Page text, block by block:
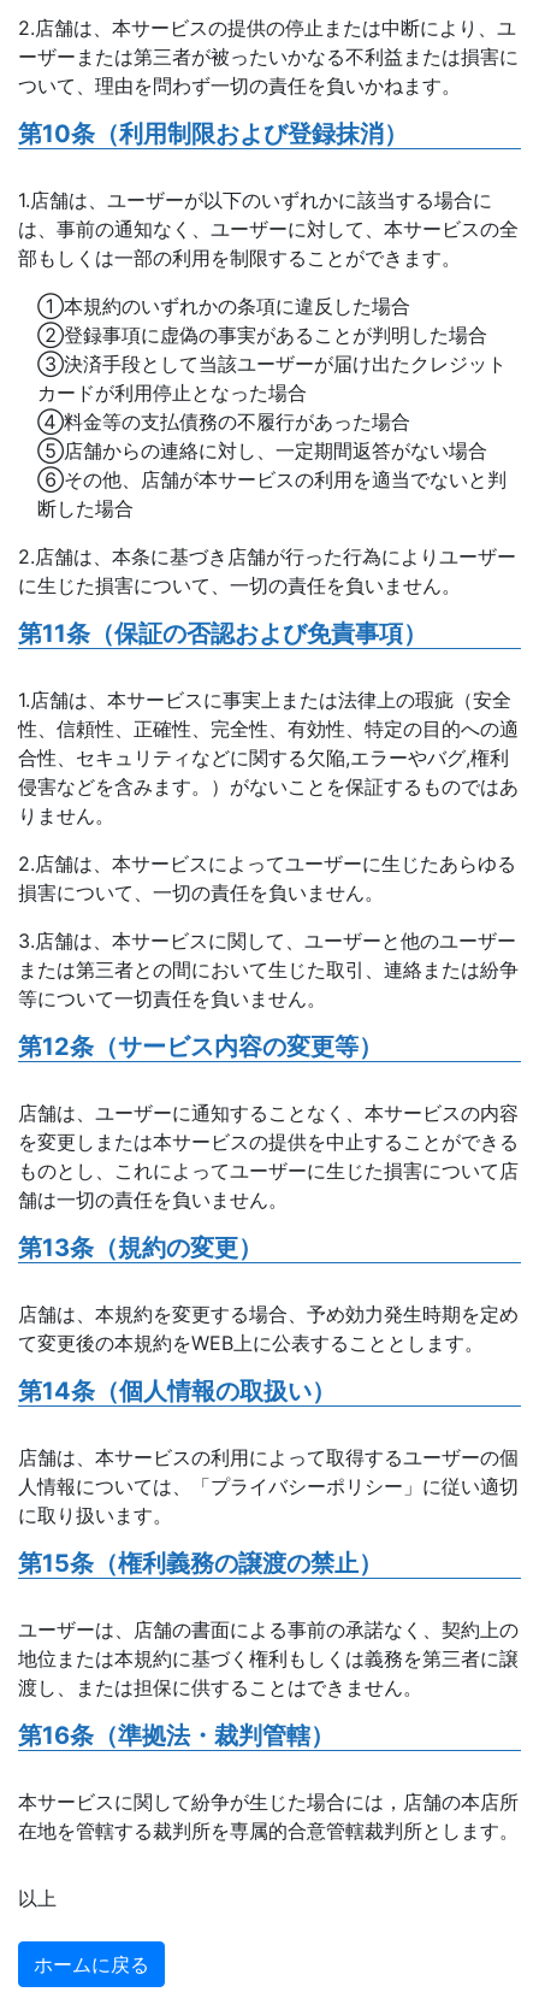
2.店舗は、本サービスの提供の停止または中断により、ユ
ーザーまたは第三者が被ったいかなる不利益または損害に
ついて、理由を問わず一切の責任を負いかねます。
第10条（利用制限および登録抹消）
1.店舗は、ユーザーが以下のいずれかに該当する場合に
は、事前の通知なく、ユーザーに対して、本サービスの全
部もしくは一部の利用を制限することができます。
①本規約のいずれかの条項に違反した場合
②登録事項に虚偽の事実があることが判明した場合
③決済手段として当該ユーザーが届け出たクレジット
カードが利用停止となった場合
④料金等の支払債務の不履行があった場合
⑤店舗からの連絡に対し、一定期間返答がない場合
⑥その他、店舗が本サービスの利用を適当でないと判
断した場合
2.店舗は、本条に基づき店舗が行った行為によりユーザー
に生じた損害について、一切の責任を負いません。
第11条（保証の否認および免責事項）
1.店舗は、本サービスに事実上または法律上の瑕疵（安全
性、信頼性、正確性、完全性、有効性、特定の目的への適
合性、セキュリティなどに関する欠陥,エラーやバグ,権利
侵害などを含みます。）がないことを保証するものではあ
りません。
2.店舗は、本サービスによってユーザーに生じたあらゆる
損害について、一切の責任を負いません。
3.店舗は、本サービスに関して、ユーザーと他のユーザー
または第三者との間において生じた取引、連絡または紛争
等について一切責任を負いません。
第12条（サービス内容の変更等）
店舗は、ユーザーに通知することなく、本サービスの内容
を変更しまたは本サービスの提供を中止することができる
ものとし、これによってユーザーに生じた損害について店
舗は一切の責任を負いません。
第13条（規約の変更）
店舗は、本規約を変更する場合、予め効力発生時期を定め
て変更後の本規約をWEB上に公表することとします。
第14条（個人情報の取扱い）
店舗は、本サービスの利用によって取得するユーザーの個
人情報については、「プライバシーポリシー」に従い適切
に取り扱います。
第15条（権利義務の譲渡の禁止）
ユーザーは、店舗の書面による事前の承諾なく、契約上の
地位または本規約に基づく権利もしくは義務を第三者に譲
渡し、または担保に供することはできません。
第16条（準拠法・裁判管轄）
本サービスに関して紛争が生じた場合には，店舗の本店所
在地を管轄する裁判所を専属的合意管轄裁判所とします。
以上
ホームに戻る